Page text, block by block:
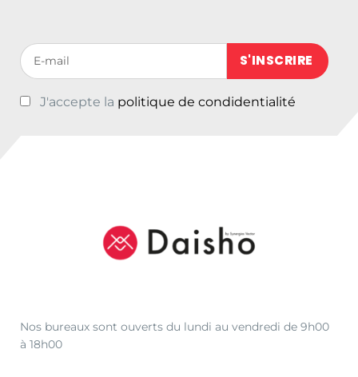
Votre adresse de messagerie (obligatoire)
J'accepte la politique de condidentialité
Nos bureaux sont ouverts du lundi au vendredi de 9h00
à 18h00